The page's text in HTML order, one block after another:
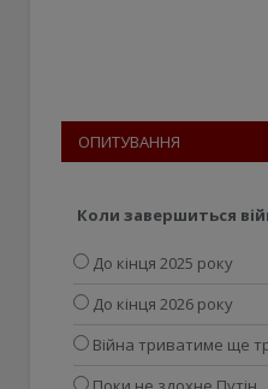
ОПИТУВАННЯ
Коли завершиться
До кінця 2025 року
До кінця 2026 року
Війна триватиме ще